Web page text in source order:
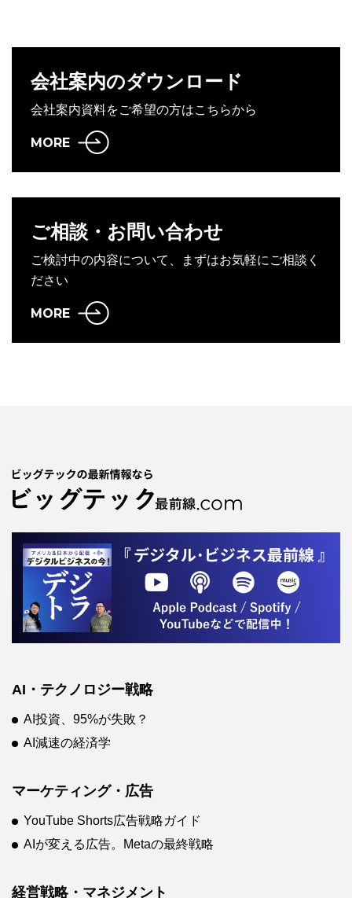
会社案内のダウンロード
会社案内資料をご希望の方はこちらから
MORE
ご相談・お問い合わせ
ご検討中の内容について、まずはお気軽にご相談く
ださい
MORE
AI・テクノロジー戦略
AI投資、95%が失敗？
AI減速の経済学
マーケティング・広告
YouTube Shorts広告戦略ガイド
AIが変える広告。Metaの最終戦略
経営戦略・マネジメント